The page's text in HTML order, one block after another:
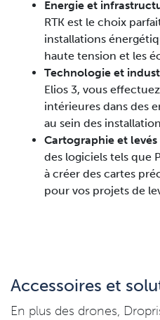
Énergie et
RTK est le choix
installations
haute tension et les
Technologie et
Elios 3, vous
intérieures dans des
au sein des
Cartographie et levés
des logiciels tels que
à créer des cartes
pour vos projets de
Accessoires et
En plus des drones,